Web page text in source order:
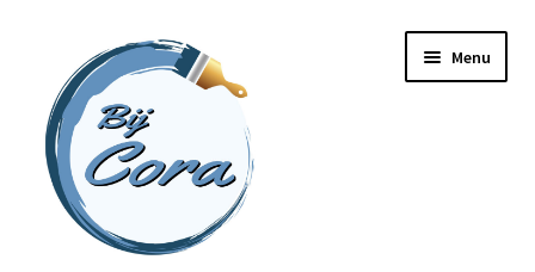
naar
navigatie
inhoud
Menu